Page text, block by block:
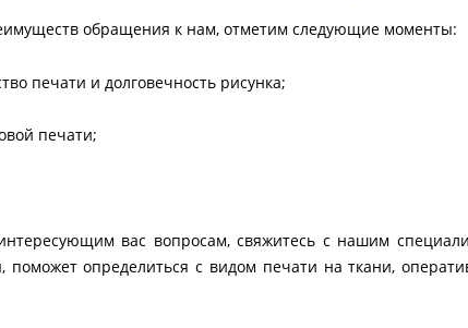
обращения к нам, отметим следующие моменты:
печати и долговечность рисунка;
печати;
вас вопросам, свяжитесь с нашим
определиться с видом печати на ткани,